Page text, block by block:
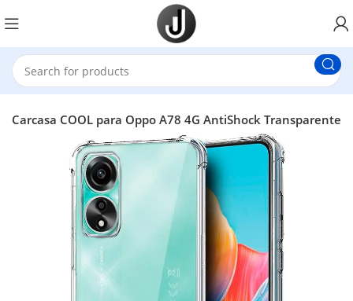
Carcasa COOL para Oppo A78 4G AntiShock Transparente